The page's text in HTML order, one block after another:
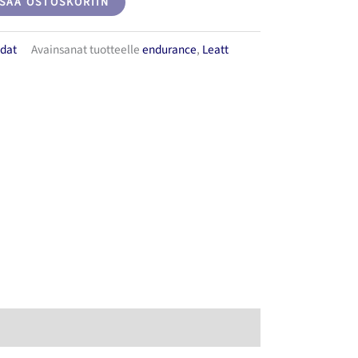
Avainsanat tuotteelleendurance, Leatt